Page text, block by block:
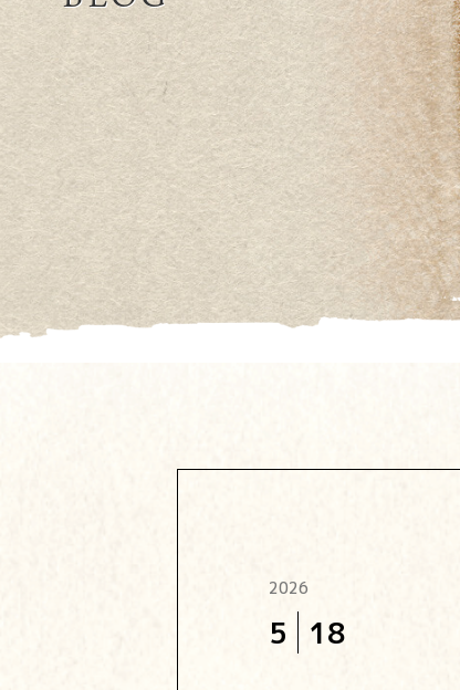
2026
5 18